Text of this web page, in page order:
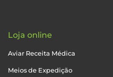
Loja online
Aviar Receita Médica
Meios de Expedição